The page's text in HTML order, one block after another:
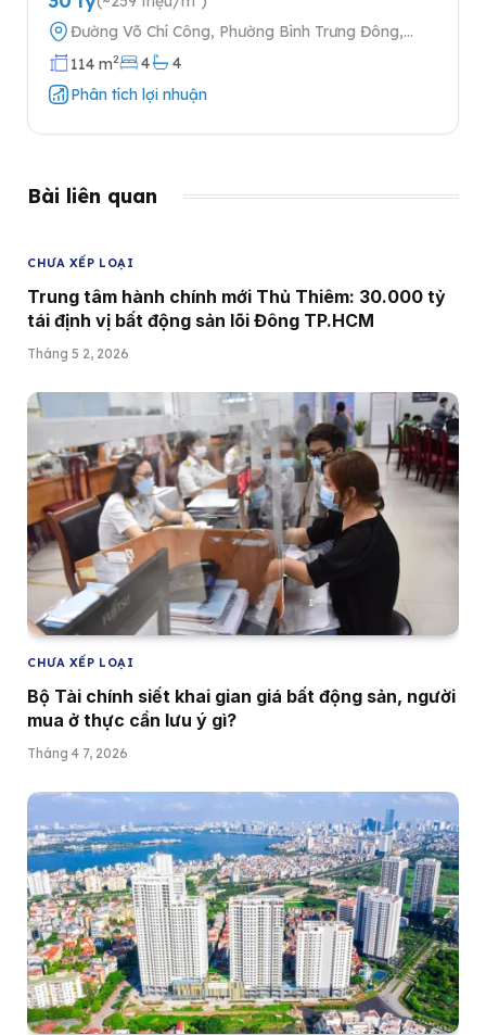
Đường Võ Chí Công, Phường Bình Trưng Đông,
Quận 2, Thành phố Hồ Chí Minh
114 m2 4
4
Phân tích lợi nhuận
Bài liên quan
CHƯA XẾP LOẠI
Trung tâm hành chính mới Thủ Thiêm: 30.000 tỷ
tái định vị bất động sản lõi Đông TP.HCM
Tháng 5 2, 2026
CHƯA XẾP LOẠI
Bộ Tài chính siết khai gian giá bất động sản, người
mua ở thực cần lưu ý gì?
Tháng 4 7, 2026